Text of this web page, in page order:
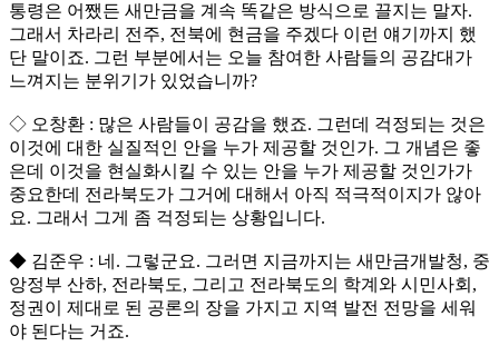
통령은 어쨌든 새만금을 계속 똑같은 방식으로 끌지는 말자.
그래서 차라리 전주, 전북에 현금을 주겠다 이런 얘기까지 했
단 말이죠. 그런 부분에서는 오늘 참여한 사람들의 공감대가
느껴지는 분위기가 있었습니까?
◇ 오창환 : 많은 사람들이 공감을 했죠. 그런데 걱정되는 것은
이것에 대한 실질적인 안을 누가 제공할 것인가. 그 개념은 좋
은데 이것을 현실화시킬 수 있는 안을 누가 제공할 것인가가
중요한데 전라북도가 그거에 대해서 아직 적극적이지가 않아
요. 그래서 그게 좀 걱정되는 상황입니다.
◆ 김준우 : 네. 그렇군요. 그러면 지금까지는 새만금개발청, 중
앙정부 산하, 전라북도, 그리고 전라북도의 학계와 시민사회,
정권이 제대로 된 공론의 장을 가지고 지역 발전 전망을 세워
야 된다는 거죠.